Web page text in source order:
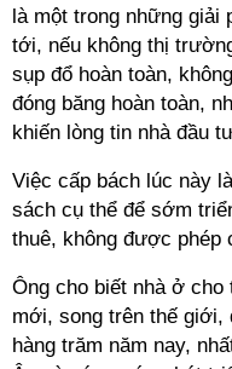
là một trong những giải
tới, nếu không thị
sụp đổ hoàn toàn,
đóng băng hoàn toàn,
khiến lòng tin nhà đầu
Việc cấp bách lúc này
sách cụ thể để sớm
thuê, không được phép
Ông cho biết nhà ở cho
mới, song trên thế giới,
hàng trăm năm nay,